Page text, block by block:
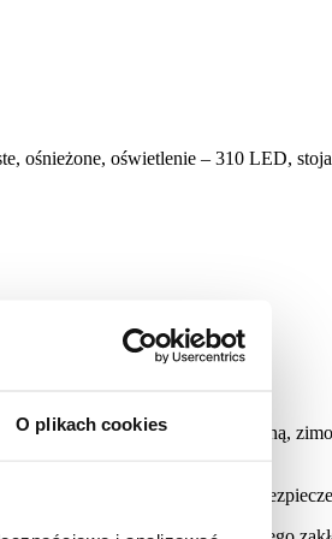
O plikach cookies
ośnieżone, oświetlenie – 310 LED,
chcemy stworzyć magiczną,
osypuje się.
stojak gwarantują stabilność i